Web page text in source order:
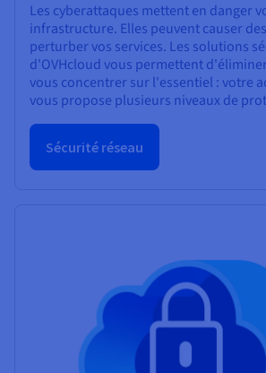
Les cyberattaques mettent en danger
infrastructure. Elles peuvent causer
perturber vos services. Les solutions
d'OVHcloud vous permettent
vous concentrer sur l'essentiel : votre
vous propose plusieurs niveaux de
Sécurité réseau